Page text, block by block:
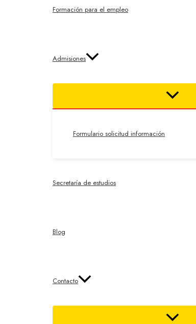
Formación para el empleo
Admisiones
Formulario solicitud información
Secretaría de estudios
Blog
Contacto